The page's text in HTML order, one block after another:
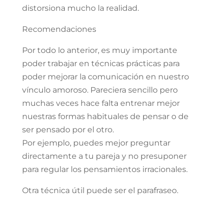
distorsiona mucho la realidad.
Recomendaciones
Por todo lo anterior, es muy importante
poder trabajar en técnicas prácticas para
poder mejorar la comunicación en nuestro
vínculo amoroso. Pareciera sencillo pero
muchas veces hace falta entrenar mejor
nuestras formas habituales de pensar o de
ser pensado por el otro.
Por ejemplo, puedes mejor preguntar
directamente a tu pareja y no presuponer
para regular los pensamientos irracionales.
Otra técnica útil puede ser el parafraseo.